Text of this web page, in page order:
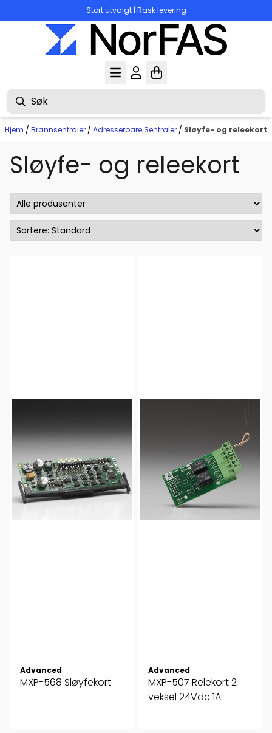
Stort utvalgt | Rask levering
Hjem / Brannsentraler / Adresserbare Sentraler / Sløyfe- og releekort
Sløyfe- og releekort
Advanced
MXP-568 Sløyfekort
Advanced
MXP-507 Relekort 2
veksel 24Vdc 1A